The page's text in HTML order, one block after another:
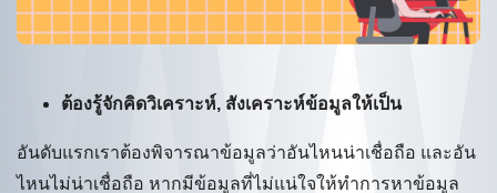
ต้องรู้จักคิดวิเคราะห์, สังเคราะห์ข้อมูลให้เป็น
อันดับแรกเราต้องพิจารณาข้อมูลว่าอันไหนน่าเชื่อถือ และอัน
ไหนไม่น่าเชื่อถือ หากมีข้อมูลที่ไม่แน่ใจให้ทำการหาข้อมูล